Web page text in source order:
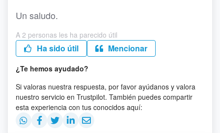
Un saludo.
A 2 personas les ha parecido útil
Ha sido útil Mencionar
¿Te hemos ayudado?
Si valoras nuestra respuesta, por favor ayúdanos y valora
nuestro servicio en Trustpilot. También puedes compartir
esta experiencia con tus conocidos aquí: